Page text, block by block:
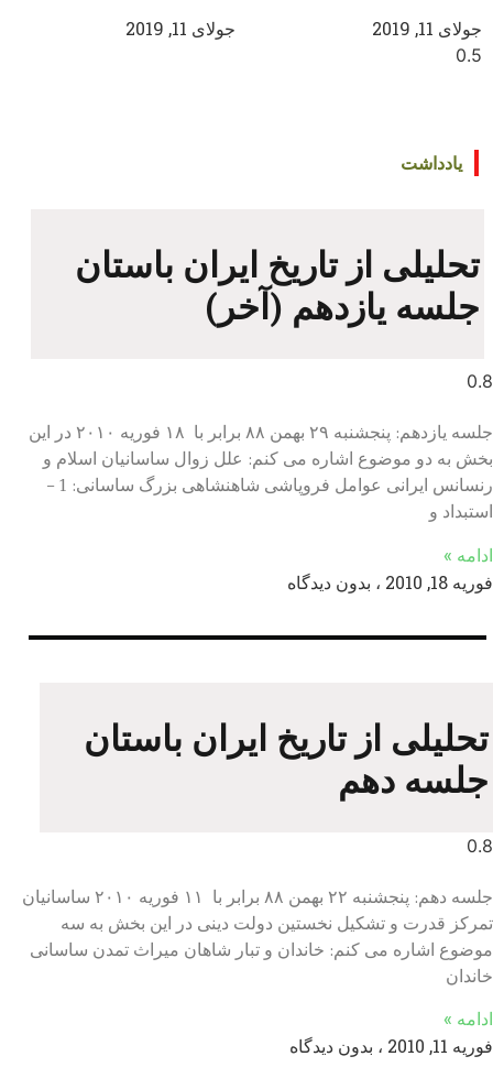
جولای 11, 2019 جولای 11, 2019
یادداشت
تحلیلی از تاریخ ایران باستان
جلسه يازدهم (آخر)
جلسه يازدهم: پنجشنبه ۲۹ بهمن ۸۸ برابر با ۱۸ فوريه ۲۰۱۰ در این
بخش به دو موضوع اشاره می کنم: علل زوال ساسانیان اسلام و
رنسانس ایرانی عوامل فروپاشی شاهنشاهی بزرگ ساسانی: 1 –
استبداد و
ادامه »
فوریه 18, 2010 بدون دیدگاه
تحلیلی از تاریخ ایران باستان
جلسه دهم
جلسه دهم: پنجشنبه ۲۲ بهمن ۸۸ برابر با ۱۱ فوريه ۲۰۱۰ ساسانیان
تمرکز قدرت و تشکیل نخستین دولت دینی در این بخش به سه
موضوع اشاره می کنم: خاندان و تبار شاهان ميراث تمدن ساسانى
خاندان
ادامه »
فوریه 11, 2010 بدون دیدگاه